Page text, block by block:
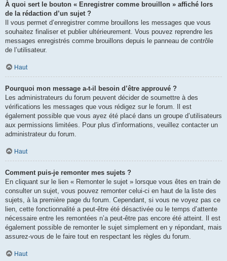
À quoi sert le bouton « Enregistrer comme brouillon » affiché lors
de la rédaction d’un sujet ?
Il vous permet d’enregistrer comme brouillons les messages que vous
souhaitez finaliser et publier ultérieurement. Vous pouvez reprendre les
messages enregistrés comme brouillons depuis le panneau de contrôle
de l’utilisateur.
Haut
Pourquoi mon message a-t-il besoin d’être approuvé ?
Les administrateurs du forum peuvent décider de soumettre à des
vérifications les messages que vous rédigez sur le forum. Il est
également possible que vous ayez été placé dans un groupe d’utilisateurs
aux permissions limitées. Pour plus d’informations, veuillez contacter un
administrateur du forum.
Haut
Comment puis-je remonter mes sujets ?
En cliquant sur le lien « Remonter le sujet » lorsque vous êtes en train de
consulter un sujet, vous pouvez remonter celui-ci en haut de la liste des
sujets, à la première page du forum. Cependant, si vous ne voyez pas ce
lien, cette fonctionnalité a peut-être été désactivée ou le temps d’attente
nécessaire entre les remontées n’a peut-être pas encore été atteint. Il est
également possible de remonter le sujet simplement en y répondant, mais
assurez-vous de le faire tout en respectant les règles du forum.
Haut